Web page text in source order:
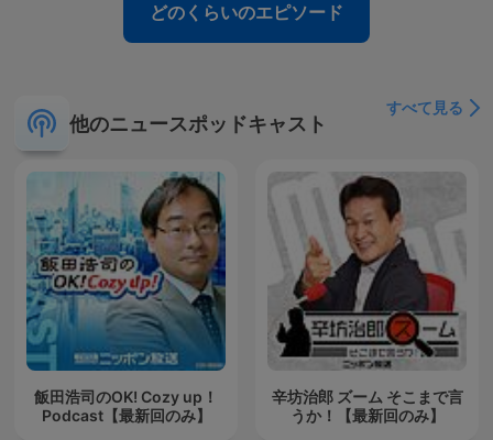
どのくらいのエピソード
他のニュースポッドキャスト
すべて見る
飯田浩司のOK! Cozy up！
Podcast【最新回のみ】
辛坊治郎 ズーム そこまで言
うか！【最新回のみ】